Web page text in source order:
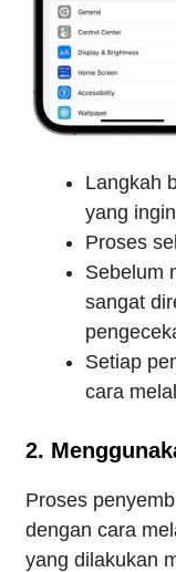
Langkah
yang
Proses
Sebelum
sangat
Setiap
cara
2.
Proses
dengan cara
yang dilakukan